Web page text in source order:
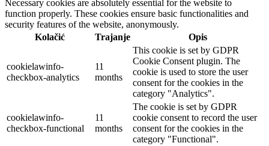
Necessary cookies are absolutely essential for the website to
function properly. These cookies ensure basic functionalities and
security features of the website, anonymously.
Kolačić
Trajanje Opis
cookielawinfo-
checkbox-analytics
11
months
This cookie is set by GDPR
Cookie Consent plugin. The
cookie is used to store the user
consent for the cookies in the
category "Analytics".
cookielawinfo-
checkbox-functional
11
months
The cookie is set by GDPR
cookie consent to record the user
consent for the cookies in the
category "Functional".